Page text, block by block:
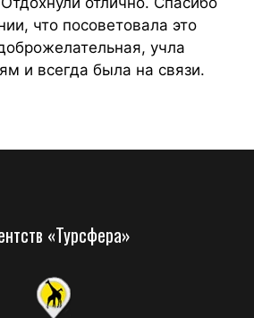
что посоветовала это
учла
и всегда была на связи.
«Турсфера»